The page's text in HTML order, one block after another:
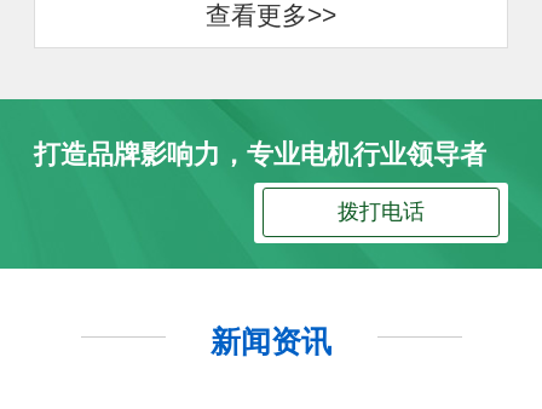
查看更多>>
打造品牌影响力，专业电机行业领导者
拨打电话
新闻资讯